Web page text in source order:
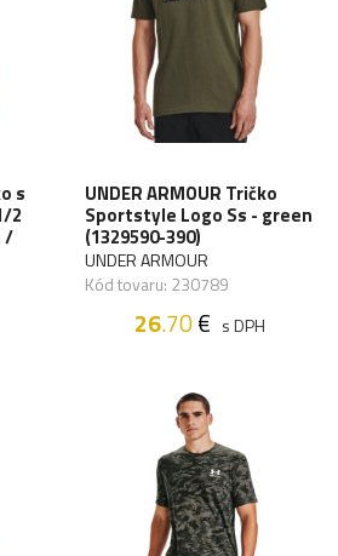
s
2
/
UNDER ARMOUR Tričko
Sportstyle Logo Ss - green
(1329590-390)
UNDER ARMOUR
Kód tovaru: 230789
26.70€ s DPH